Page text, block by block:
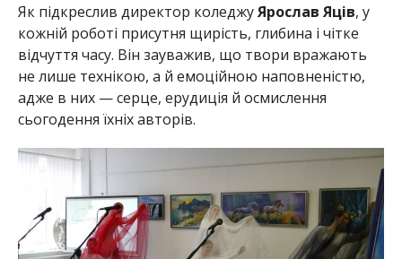
Як підкреслив директор коледжуЯрослав Яців, у
кожній роботі присутня щирість, глибина і чітке
відчуття часу. Він зауважив, що твори вражають
не лише технікою, а й емоційною наповненістю,
адже в них — серце, ерудиція й осмислення
сьогодення їхніх авторів.